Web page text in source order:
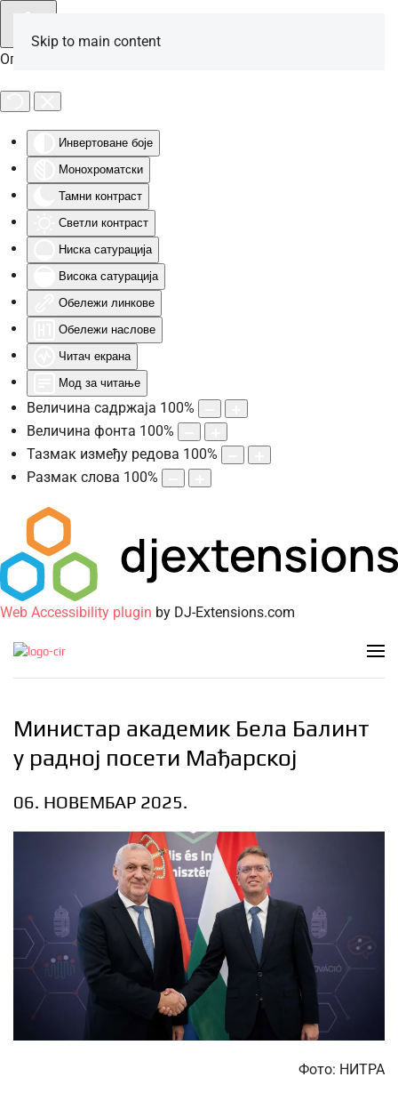
Опције за особе са инвалидитетом
Инвертоване боје
Монохроматски
Тамни контраст
Светли контраст
Ниска сатурација
Висока сатурација
Обележи линкове
Обележи наслове
Читач екрана
Мод за читање
Величина садржаја 100%
Величина фонта 100%
Тазмак између редова 100%
Размак слова 100%
Web Accessibility plugin by DJ-Extensions.com
Skip to main content
Министар академик Бела Балинт
у радној посети Мађарској
06. НОВЕМБАР 2025.
Фото: НИТРА